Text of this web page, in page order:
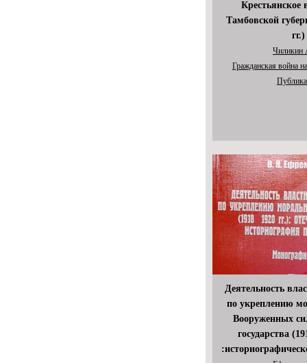
Крестьянское
Тамбовской
гг.)
Чиликин
Гражданская война
Деятельность
по укреплению
Вооруженных
государства